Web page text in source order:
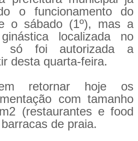
o funcionamento do
o sábado (1º), mas a
localizada no
só foi autorizada a
desta quarta-feira.
retornar hoje os
com tamanho
(restaurantes e food
de praia.